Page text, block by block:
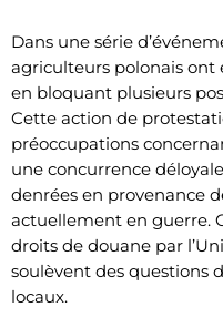
Dans une série
agriculteurs polonais
en bloquant plusieurs
Cette action de
préoccupations
une concurrence
denrées en provenance
actuellement en guerre.
droits de douane par
soulèvent des questions
locaux.